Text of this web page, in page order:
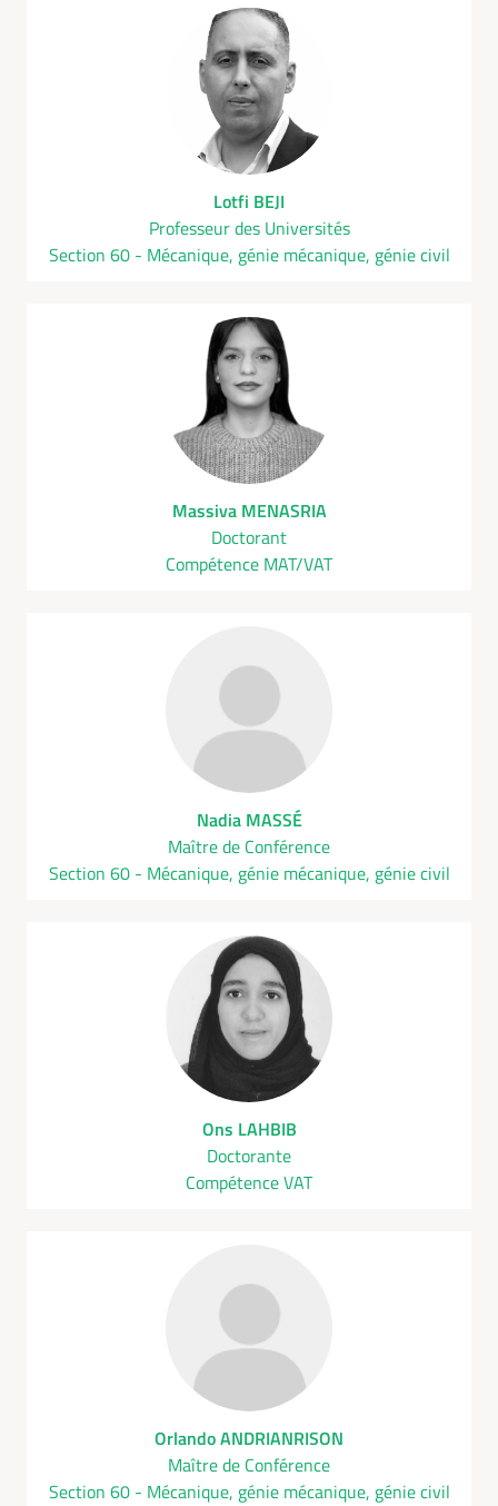
Lotfi BEJI
Professeur des Universités
Section 60 - Mécanique, génie mécanique, génie civil
Massiva MENASRIA
Doctorant
Compétence MAT/VAT
Nadia MASSÉ
Maître de Conférence
Section 60 - Mécanique, génie mécanique, génie civil
Ons LAHBIB
Doctorante
Compétence VAT
Orlando ANDRIANRISON
Maître de Conférence
Section 60 - Mécanique, génie mécanique, génie civil